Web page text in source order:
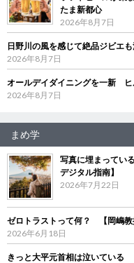
たま新都心
2026年8月7日
日野川の風を感じて絶品ジビエ
2026年8月7日
オールデイダイニングを一新 ヒ
2026年8月7日
まめ学
写真に埋まってい
デジタル指南】
2026年7月22日
ゼロトラストって何？ 【岡嶋教
2026年6月18日
きっと大平元首相は泣いている